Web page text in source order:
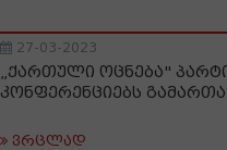
27-03-2023
„ქართული ოცნება"
კონფერენციებს
ვრცლად